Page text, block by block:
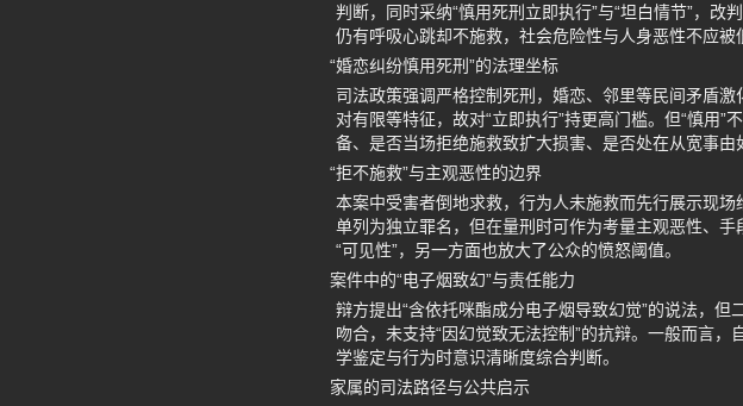
判断，同时采纳“慎用死刑立即执行”与“坦白情节”，改
仍有呼吸心跳却不施救，社会危险性与人身恶性不应被
“婚恋纠纷慎用死刑”的法理坐标
司法政策强调严格控制死刑，婚恋、邻里等民间矛盾
对有限等特征，故对“立即执行”持更高门槛。但“慎用
备、是否当场拒绝施救致扩大损害、是否处在从宽事由
“拒不施救”与主观恶性的边界
本案中受害者倒地求救，行为人未施救而先行展示现
单列为独立罪名，但在量刑时可作为考量主观恶性、
“可见性”，另一方面也放大了公众的愤怒阈值。
案件中的“电子烟致幻”与责任能力
辩方提出“含依托咪酯成分电子烟导致幻觉”的说法，
吻合，未支持“因幻觉致无法控制”的抗辩。一般而言
学鉴定与行为时意识清晰度综合判断。
家属的司法路径与公共启示